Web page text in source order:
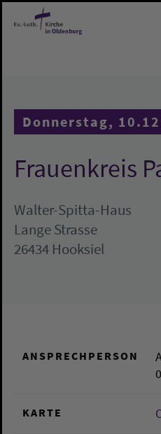
Zum Hauptinhalt springen
Frauenkreis
Donnerstag,
Walter-Spitta-Haus
Lange Strasse
26434 Hooksiel
ANSPRECHPERSON
KARTE